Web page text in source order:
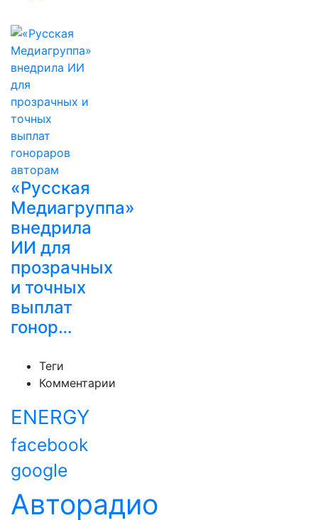
«Русская
Медиагруппа»
внедрила
ИИ для
прозрачных
и точных
выплат
гонор…
Теги
Комментарии
ENERGY
facebook
google
Авторадио